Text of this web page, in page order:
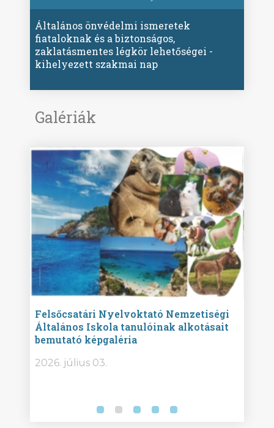
Általános önvédelmi ismeretek
fiataloknak és a biztonságos,
zaklatásmentes légkör lehetőségei -
kihelyezett szakmai nap
Galériák
Felsőcsatári Nyelvoktató Nemzetiségi
Általános Iskola tanulóinak alkotásait
bemutató képgaléria
2026. július 03.